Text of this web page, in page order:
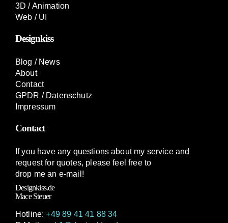
3D / Animation
Web / UI
Designkiss
Blog / News
About
Contact
GPDR / Datenschutz
Impressum
Contact
If you have any questions about my service and
request for quotes, please feel free to
drop me an e-mail!
Designkiss.de
Mace Steuer
Hotline:+49 89 41 41 88 34